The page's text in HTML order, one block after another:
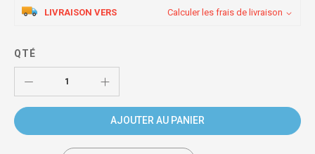
LIVRAISON VERS Calculer les frais de livraison
QTÉ
AJOUTER AU PANIER